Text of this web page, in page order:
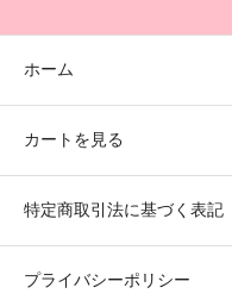
ホーム
カートを見る
特定商取引法に基づく表記
プライバシーポリシー